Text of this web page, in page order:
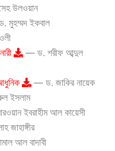
উলওয়ান
ইকবাল
— ড. শরীফ আব্দুল
— ড. জাকির নায়েক
ইসলাম
ইবরাহীম আল কায়েসী
জাহাঙ্গীর
আল বাদাবী